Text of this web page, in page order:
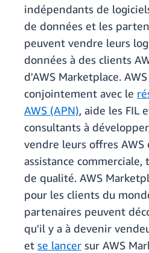
indépendants de
de données et les
peuvent vendre leurs
données à des clients
d'AWS Marketplace.
conjointement avec le
AWS (APN), aide les FIL
consultants à
vendre leurs offres
assistance
de qualité. AWS
pour les clients du
partenaires peuvent
qu'il y a à devenir
et se lancer sur AWS